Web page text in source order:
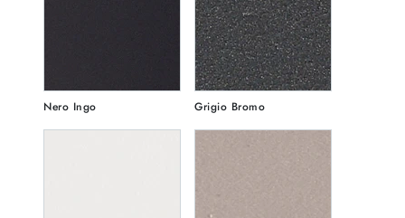
Nero Ingo Grigio Bromo